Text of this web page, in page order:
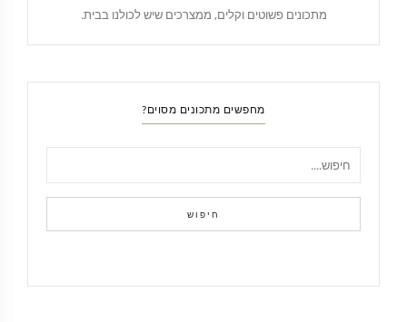
מתכונים פשוטים וקלים, ממצרכים שיש לכולנו בבית.
מחפשים מתכונים מסוים?
חיפוש